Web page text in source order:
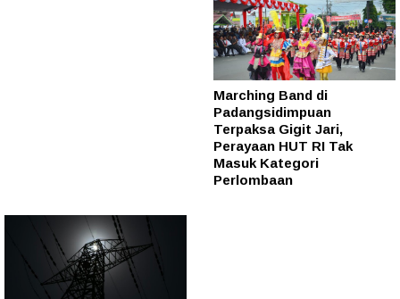
Marching Band di
Padangsidimpuan
Terpaksa Gigit Jari,
Perayaan HUT RI Tak
Masuk Kategori
Perlombaan